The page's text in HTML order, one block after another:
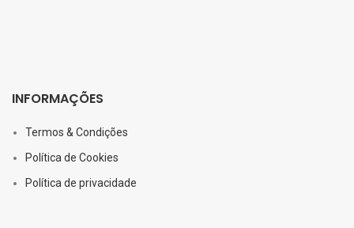
INFORMAÇÕES
Termos & Condições
Política de Cookies
Política de privacidade